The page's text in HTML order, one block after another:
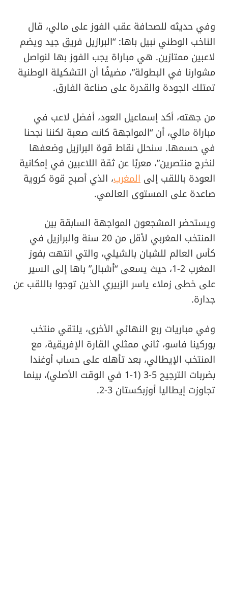
وفي حديثه للصحافة عقب الفوز على مالي، قال
الناخب الوطني نبيل باها: “البرازيل فريق جيد ويضم
لاعبين ممتازين. هي مباراة يجب الفوز بها لنواصل
مشوارنا في البطولة”، مضيفًا أن التشكيلة الوطنية
تمتلك الجودة والقدرة على صناعة الفارق.
من جهته، أكد إسماعيل العود، أفضل لاعب في
مباراة مالي، أن “المواجهة كانت صعبة لكننا نجحنا
في حسمها. سنحلل نقاط قوة البرازيل وضعفها
لنخرج منتصرين”، معربًا عن ثقة اللاعبين في إمكانية
العودة باللقب إلى المغرب، الذي أصبح قوة كروية
صاعدة على المستوى العالمي.
ويستحضر المشجعون المواجهة السابقة بين
المنتخب المغربي لأقل من 20 سنة والبرازيل في
كأس العالم للشبان بالشيلي، والتي انتهت بفوز
المغرب 2-1، حيث يسعى “أشبال” باها إلى السير
على خطى زملاء ياسر الزبيري الذين توجوا باللقب عن
جدارة.
وفي مباريات ربع النهائي الأخرى، يلتقي منتخب
بوركينا فاسو، ثاني ممثلي القارة الإفريقية، مع
المنتخب الإيطالي، بعد تأهله على حساب أوغندا
بضربات الترجيح 5-3 (1-1 في الوقت الأصلي)، بينما
تجاوزت إيطاليا أوزبكستان 3-2.